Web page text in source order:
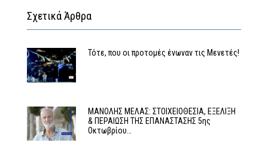
Σχετικά Άρθρα
Τότε, που οι προτομές ένωναν τις Μενετές!
MΑΝΟΛΗΣ ΜΕΛΑΣ: ΣΤΟΙΧΕΙΟΘΕΣΙΑ, ΕΞΕΛΙΞΗ
& ΠΕΡΑΙΩΣΗ ΤΗΣ ΕΠΑΝΑΣΤΑΣΗΣ 5ης
Οκτωβρίου…